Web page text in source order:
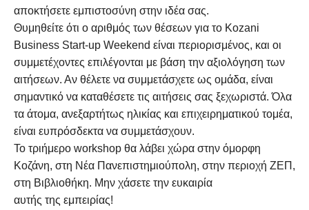
αποκτήσετε εμπιστοσύνη στην ιδέα σας.
Θυμηθείτε ότι ο αριθμός των θέσεων για το Kozani
Business Start-up Weekend είναι περιορισμένος, και οι
συμμετέχοντες επιλέγονται με βάση την αξιολόγηση των
αιτήσεων. Αν θέλετε να συμμετάσχετε ως ομάδα, είναι
σημαντικό να καταθέσετε τις αιτήσεις σας ξεχωριστά. Όλα
τα άτομα, ανεξαρτήτως ηλικίας και επιχειρηματικού τομέα,
είναι ευπρόσδεκτα να συμμετάσχουν.
Το τριήμερο workshop θα λάβει χώρα στην όμορφη
Κοζάνη, στη Νέα Πανεπιστημιούπολη, στην περιοχή ΖΕΠ,
στη Βιβλιοθήκη. Μην χάσετε την ευκαιρία
αυτής της εμπειρίας!